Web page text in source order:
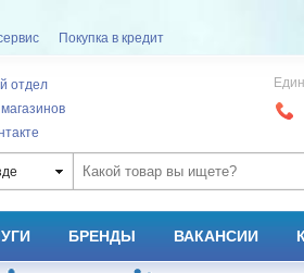
Покупка в кредит
отдел
БРЕНДЫ ВАКАНСИИ